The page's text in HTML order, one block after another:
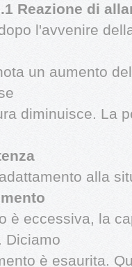
Reazione di
l'avvenire
un aumento
diminuisce. La
alla
è eccessiva, la
Diciamo
è esaurita.